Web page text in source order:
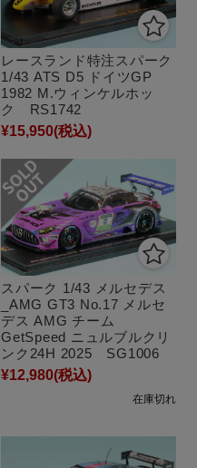
レースランド特注スパーク
1/43 ATS D5 ドイツGP
1982 M.ウィンケルホッ
ク RS1742
¥15,950(税込)
スパーク 1/43 メルセデス
_AMG GT3 No.17 メルセ
デス AMG チーム
GetSpeed ニュルブルクリ
ンク24H 2025 SG1006
¥12,980(税込)
在庫切れ